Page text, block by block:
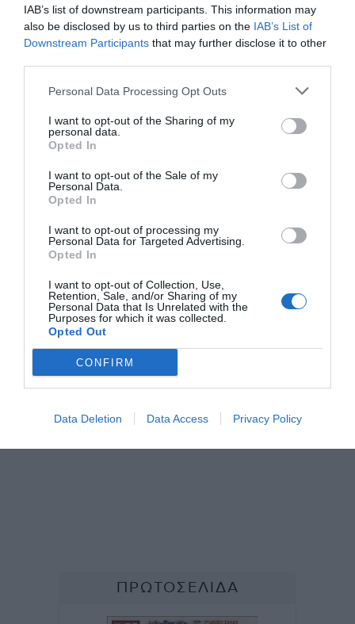
IAB’s list of downstream participants. This information may
also be disclosed by us to third parties on the IAB’s List of
Downstream Participants that may further disclose it to other
Personal Data Processing Opt Outs
I want to opt-out of the Sharing of my
personal data.
Opted In
I want to opt-out of the Sale of my
Personal Data.
Opted In
I want to opt-out of processing my
Personal Data for Targeted Advertising.
Opted In
I want to opt-out of Collection, Use,
Retention, Sale, and/or Sharing of my
Personal Data that Is Unrelated with the
Purposes for which it was collected.
Opted Out
CONFIRM
Data Deletion Data Access Privacy Policy
1 EXTRAS
Ημερολόγιο 2050:To τέλος του ελληνικού καλοκαιριού
ΣΕΙΡΕΣ - ΤΑΙΝΙΕΣ
έπος που για 133 λεπτά σε κρατάει δικό της
180 ευρώ με θέα την Καλντέρα: Η στρατηγική last minute
και η νέα πραγματικότητα αλλάζουν όσα ξέραμε στη
Σαντορίνη
TAGS: #NEWS #ΓΛΥΚΑ ΝΕΡΑ